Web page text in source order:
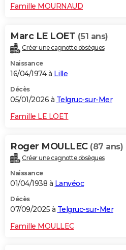
Famille MOURNAUD
Marc LE LOET (51 ans)
Créer une cagnotte obsèques
Naissance
16/04/1974 à Lille
Décès
05/01/2026 à Telgruc-sur-Mer
Famille LE LOET
Roger MOULLEC (87 ans)
Créer une cagnotte obsèques
Naissance
01/04/1938 à Lanvéoc
Décès
07/09/2025 à Telgruc-sur-Mer
Famille MOULLEC